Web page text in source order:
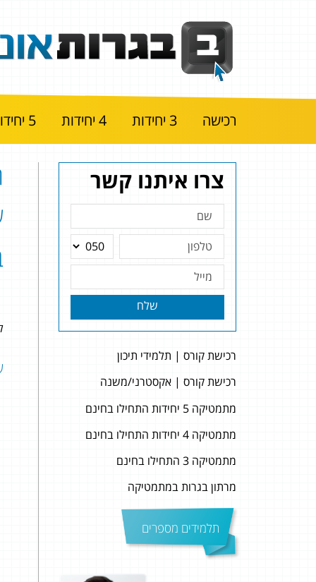
רכישה 3 יחידות 4 יחידות 5 יחידות
צרו איתנו קשר
שלח
רכישת קורס | תלמידי תיכון
רכישת קורס | אקסטרני/משנה
מתמטיקה 5 יחידות התחילו בחינם
מתמטיקה 4 יחידות התחילו בחינם
מתמטיקה 3 התחילו בחינם
מרתון בגרות במתמטיקה
תלמידים מספרים